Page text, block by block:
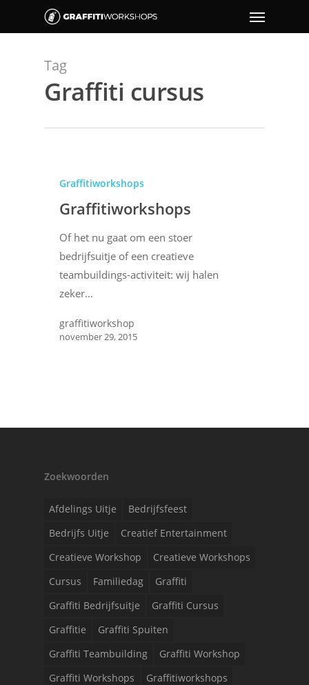
Tag
Graffiti cursus
Graffitiworkshops
Graffitiworkshops
Of het nu gaat om een stoer
bedrijfsuitje of een creatieve
teambuildings-activiteit: wij halen
zeker…
graffitiworkshop
november 29, 2015
Zoekwoorden
Afdelings Uitje
Bedrijfsfeest
Bedrijfs Uitje
Creatief Entertainment
Creatieve Workshop
Creatieve Workshops
Cursus
Familiedag
Graffiti
Graffiti Bedrijfsuitje
Graffiti Cursus
Graffitie
Graffiti Spuiten
Graffiti Teambuilding
Graffiti Workshop
Graffiti Workshops
Graffitiworkshops